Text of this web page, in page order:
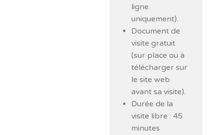
ligne
uniquement).
Document de
visite gratuit
(sur place ou à
télécharger sur
le site web
avant sa visite).
Durée de la
visite libre : 45
minutes